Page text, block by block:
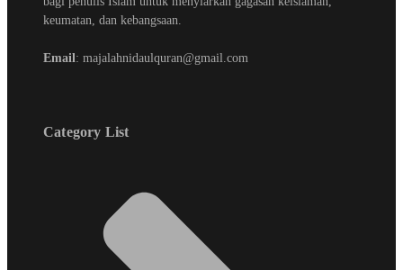
keumatan, dan kebangsaan.
Email: majalahnidaulquran@gmail.com
Category List